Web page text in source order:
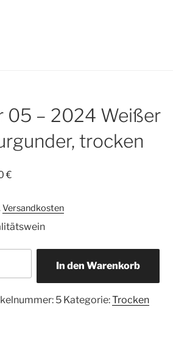
05 – 2024 Weißer
trocken
€
Versandkosten
In den Warenkorb
5 Kategorie:Trocken